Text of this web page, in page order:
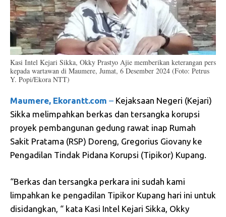
Kasi Intel Kejari Sikka, Okky Prastyo Ajie memberikan keterangan pers
kepada wartawan di Maumere, Jumat, 6 Desember 2024 (Foto: Petrus
Y. Popi/Ekora NTT)
Maumere, Ekorantt.com – Kejaksaan Negeri (Kejari)
Sikka melimpahkan berkas dan tersangka korupsi
proyek pembangunan gedung rawat inap Rumah
Sakit Pratama (RSP) Doreng, Gregorius Giovany ke
Pengadilan Tindak Pidana Korupsi (Tipikor) Kupang.
“Berkas dan tersangka perkara ini sudah kami
limpahkan ke pengadilan Tipikor Kupang hari ini untuk
disidangkan, “ kata Kasi Intel Kejari Sikka, Okky